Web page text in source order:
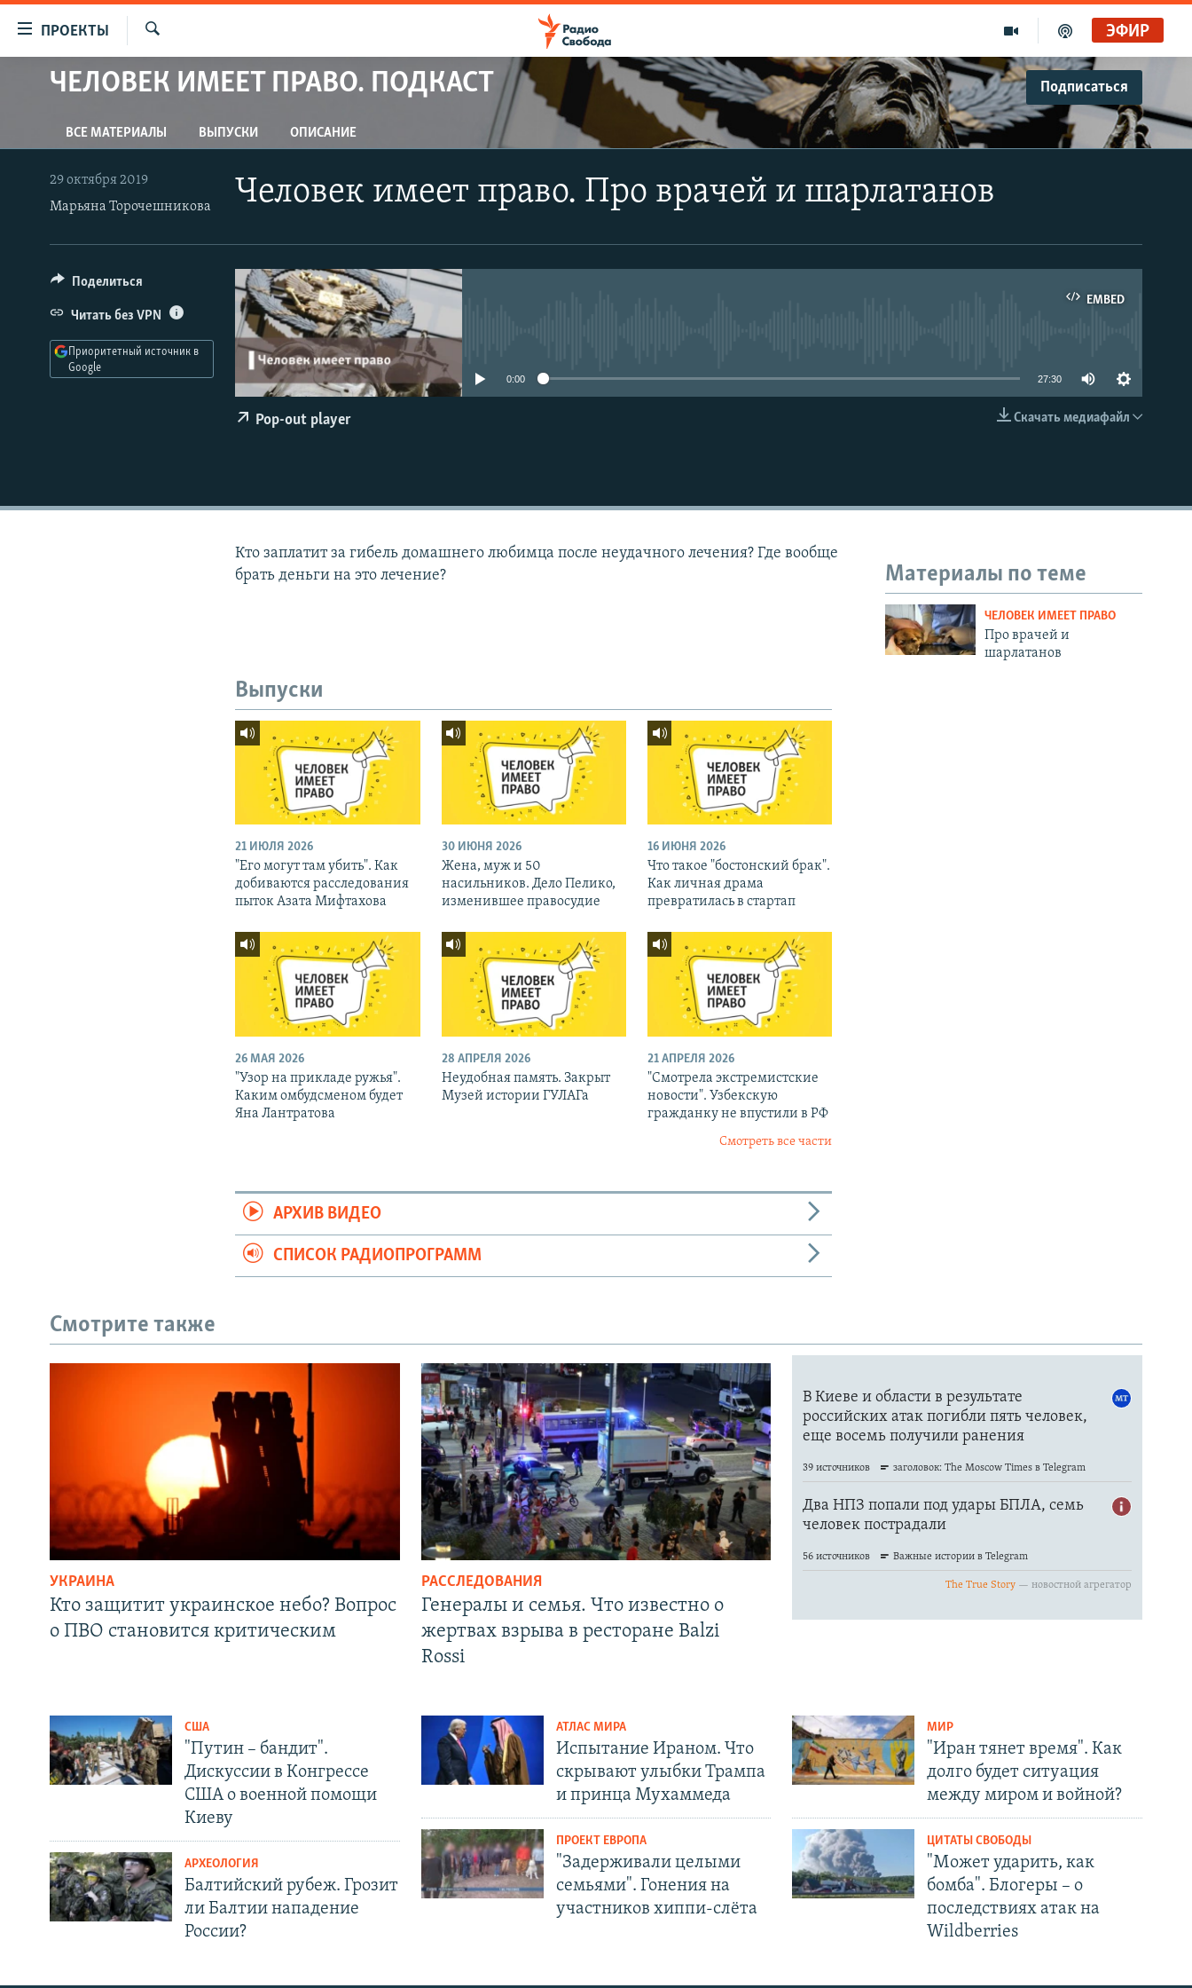
упрощенного
Вернуться
к
основному
содержанию
навигации
Вернутся
ПРОЕКТЫ
ПРОГРАММЫ
АВТОРСКИЕ ПРОЕКТЫ
ЦИТАТЫ СВОБОДЫ
МНЕНИЯ
КУЛЬТУРА
IDEL.РЕАЛИИ
КАВКАЗ.РЕАЛИИ
СЕВЕР.РЕАЛИИ
СИБИРЬ.РЕАЛИИ
ЭФИР
ЧЕЛОВЕК ИМЕЕТ ПРАВО. ПОДКАСТ Подписаться
Apple Podcasts
Spotify
YouTube
ВСЕ МАТЕРИАЛЫ ВЫПУСКИ ОПИСАНИЕ
Человек имеет право. Про врачей и шарлатанов
29 октября 2019
Марьяна Торочешникова
EMBED
EMBED
0:00 27:30
Скачать медиафайл
Pop-out player
Поделиться
Читать без VPN
Приоритетный источник в
Google
Кто заплатит за гибель домашнего любимца после неудачного лечения? Где вообще
брать деньги на это лечение?
Материалы по теме
ЧЕЛОВЕК ИМЕЕТ ПРАВО
Про врачей и
шарлатанов
Выпуски
21 ИЮЛЯ 2026
"Его могут там убить". Как
добиваются расследования
пыток Азата Мифтахова
30 ИЮНЯ 2026
Жена, муж и 50
насильников. Дело Пелико,
изменившее правосудие
16 ИЮНЯ 2026
Что такое "бостонский брак".
Как личная драма
превратилась в стартап
26 МАЯ 2026
"Узор на прикладе ружья".
Каким омбудсменом будет
Яна Лантратова
28 АПРЕЛЯ 2026
Неудобная память. Закрыт
Музей истории ГУЛАГа
21 АПРЕЛЯ 2026
"Смотрела экстремистские
новости". Узбекскую
гражданку не впустили в РФ
Смотреть все части
АРХИВ ВИДЕО
СПИСОК РАДИОПРОГРАММ
Смотрите также
УКРАИНА
Кто защитит украинское небо? Вопрос
о ПВО становится критическим
РАССЛЕДОВАНИЯ
Генералы и семья. Что известно о
жертвах взрыва в ресторане Balzi
Rossi
США
"Путин – бандит".
Дискуссии в Конгрессе
США о военной помощи
Киеву
АРХЕОЛОГИЯ
Балтийский рубеж. Грозит
ли Балтии нападение
России?
АТЛАС МИРА
Испытание Ираном. Что
скрывают улыбки Трампа
и принца Мухаммеда
ПРОЕКТ ЕВРОПА
"Задерживали целыми
семьями". Гонения на
участников хиппи-слёта
МИР
"Иран тянет время". Как
долго будет ситуация
между миром и войной?
ЦИТАТЫ СВОБОДЫ
"Может ударить, как
бомба". Блогеры – о
последствиях атак на
Wildberries